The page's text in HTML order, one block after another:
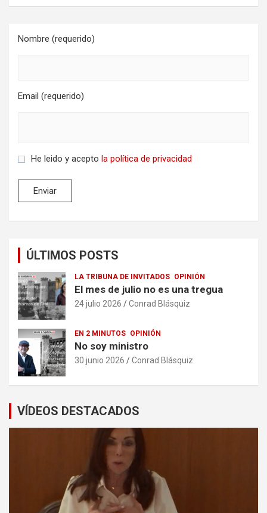
Nombre (requerido)
Email (requerido)
He leido y acepto la política de privacidad
ÚLTIMOS POSTS
LA TRIBUNA DE INVITADOS OPINIÓN
El mes de julio no es una tregua
24 julio 2026 Conrad Blásquiz
EN 2 MINUTOS OPINIÓN
No soy ministro
30 junio 2026 Conrad Blásquiz
VÍDEOS DESTACADOS